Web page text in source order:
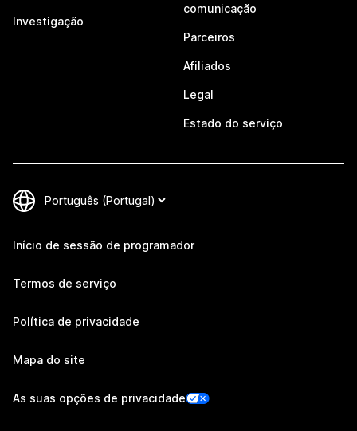
Investigação
comunicação
Parceiros
Afiliados
Legal
Estado do serviço
Início de sessão de programador
Termos de serviço
Política de privacidade
Mapa do site
As suas opções de privacidade